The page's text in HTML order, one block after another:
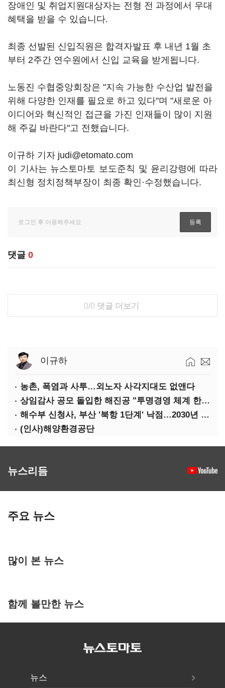
장애인 및 취업지원대상자는 전형 전 과정에서 우대
혜택을 받을 수 있습니다.
최종 선발된 신입직원은 합격자발표 후 내년 1월 초
부터 2주간 연수원에서 신입 교육을 받게됩니다.
노동진 수협중앙회장은 "지속 가능한 수산업 발전을
위해 다양한 인재를 필요로 하고 있다"며 "새로운 아
이디어와 혁신적인 접근을 가진 인재들이 많이 지원
해 주길 바란다"고 전했습니다.
이규하 기자 judi@etomato.com
이 기사는 뉴스토마토 보도준칙 및 윤리강령에 따라
최신형 정치정책부장이 최종 확인·수정했습니다.
댓글 0
0/0 댓글 더보기
이규하
농촌, 폭염과 사투…외노자 사각지대도 없앤다
상임감사 공모 돌입한 해진공 "투명경영 체계 한층 강화"
해수부 신청사, 부산 '북항 1단계' 낙점…2030년 완공 목표
(인사)해양환경공단
뉴스리듬
주요 뉴스
많이 본 뉴스
함께 볼만한 뉴스
뉴스